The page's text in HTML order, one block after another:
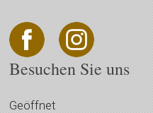
Besuchen Sie uns
Geöffnet